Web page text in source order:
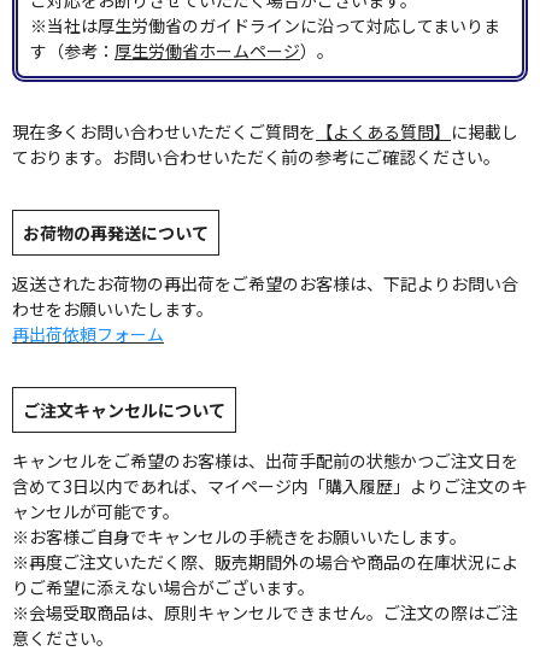
※当社は厚生労働省のガイドラインに沿って対応してまいりま
す（参考： 厚生労働省ホームページ）。
現在多くお問い合わせいただくご質問を 【よくある質問】 に掲載し
ております。お問い合わせいただく前の参考にご確認ください。
お荷物の再発送について
返送されたお荷物の再出荷をご希望のお客様は、下記よりお問い合
わせをお願いいたします。
再出荷依頼フォーム
ご注文キャンセルについて
キャンセルをご希望のお客様は、出荷手配前の状態かつご注文日を
含めて3日以内であれば、マイページ内「購入履歴」よりご注文のキ
ャンセルが可能です。
※お客様ご自身でキャンセルの手続きをお願いいたします。
※再度ご注文いただく際、販売期間外の場合や商品の在庫状況によ
りご希望に添えない場合がございます。
※会場受取商品は、原則キャンセルできません。ご注文の際はご注
意ください。